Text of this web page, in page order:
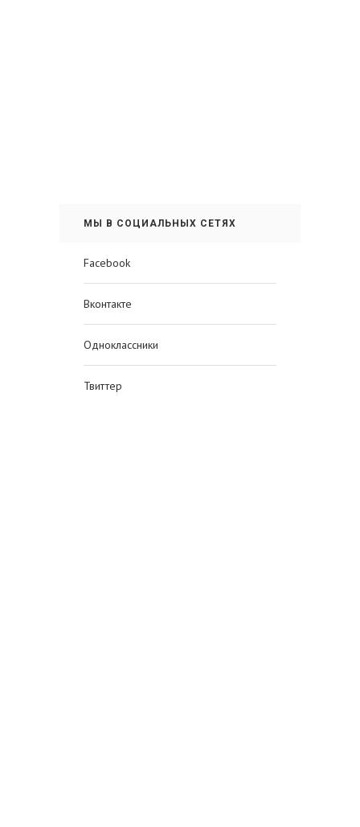
МЫ В СОЦИАЛЬНЫХ СЕТЯХ
Facebook
Вконтакте
Одноклассники
Твиттер